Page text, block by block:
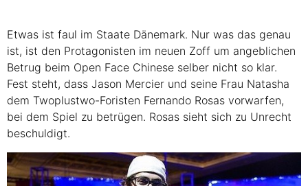
Etwas ist faul im Staate Dänemark. Nur was das genau
ist, ist den Protagonisten im neuen Zoff um angeblichen
Betrug beim Open Face Chinese selber nicht so klar.
Fest steht, dass Jason Mercier und seine Frau Natasha
dem Twoplustwo-Foristen Fernando Rosas vorwarfen,
bei dem Spiel zu betrügen. Rosas sieht sich zu Unrecht
beschuldigt.